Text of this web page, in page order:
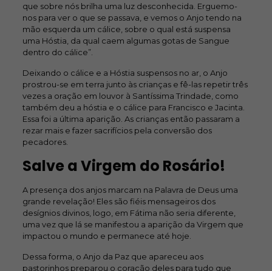
que sobre nós brilha uma luz desconhecida. Erguemo-
nos para ver o que se passava, e vemos o Anjo tendo na
mão esquerda um cálice, sobre o qual está suspensa
uma Hóstia, da qual caem algumas gotas de Sangue
dentro do cálice”.
Deixando o cálice e a Hóstia suspensos no ar, o Anjo
prostrou-se em terra junto às crianças e fê-las repetir três
vezes a oração em louvor à Santíssima Trindade, como
também deu a hóstia e o cálice para Francisco e Jacinta.
Essa foi a última aparição. As crianças então passaram a
rezar mais e fazer sacrifícios pela conversão dos
pecadores.
Salve a Virgem do Rosário!
A presença dos anjos marcam na Palavra de Deus uma
grande revelação! Eles são fiéis mensageiros dos
desígnios divinos, logo, em Fátima não seria diferente,
uma vez que lá se manifestou a aparição da Virgem que
impactou o mundo e permanece até hoje.
Dessa forma, o Anjo da Paz que apareceu aos
pastorinhos preparou o coração deles para tudo que